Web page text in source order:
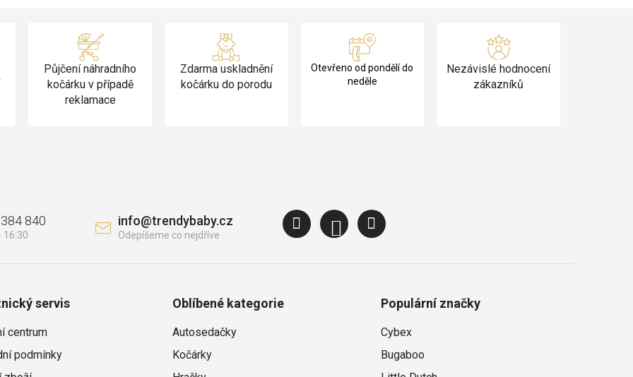
Půjčení náhradního
kočárku v případě
reklamace
Zdarma uskladnění
kočárku do porodu
Otevřeno od pondělí do
neděle
Nezávislé hodnocení
zákazníků
info@trendybaby.cz
840
servis
centrum
podmínky
Oblíbené kategorie
Autosedačky
Kočárky
Populární značky
Cybex
Bugaboo